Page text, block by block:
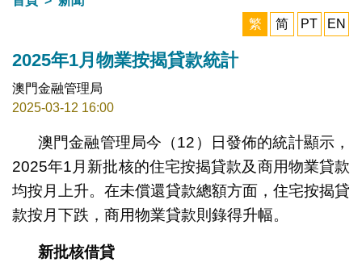
繁
简 PT EN
2025年1月物業按揭貸款統計
澳門金融管理局
2025-03-12 16:00
澳門金融管理局今（12）日發佈的統計顯示，
2025年1月新批核的住宅按揭貸款及商用物業貸款
均按月上升。在未償還貸款總額方面，住宅按揭貸
款按月下跌，商用物業貸款則錄得升幅。
新批核借貸